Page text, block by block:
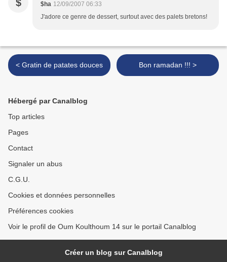
$ $ha 12/09/2007 06:33
J'adore ce genre de dessert, surtout avec des palets bretons!
< Gratin de patates douces Bon ramadan !!! >
Hébergé par Canalblog
Top articles
Pages
Contact
Signaler un abus
C.G.U.
Cookies et données personnelles
Préférences cookies
Voir le profil de Oum Koulthoum 14 sur le portail Canalblog
Créer un blog sur Canalblog